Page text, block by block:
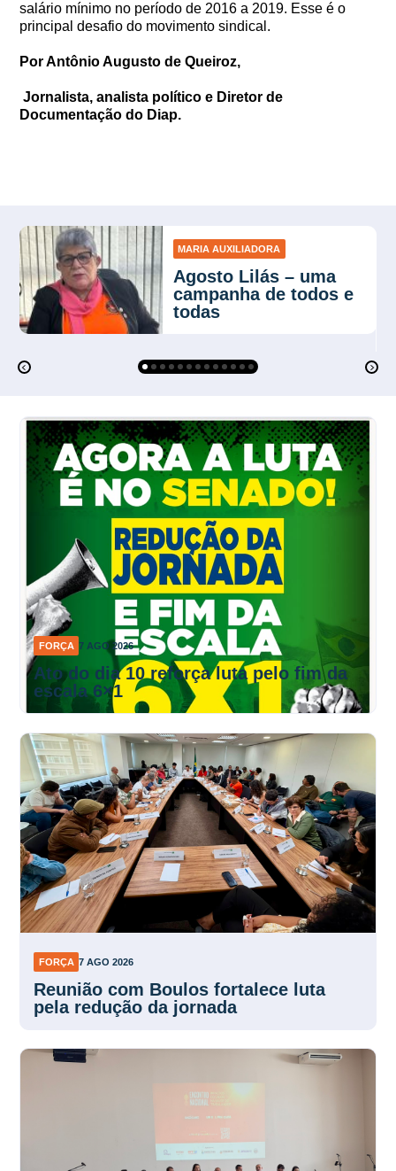
salário mínimo no período de 2016 a 2019. Esse é o
principal desafio do movimento sindical.
Por Antônio Augusto de Queiroz,
Jornalista, analista político e Diretor de
Documentação do Diap.
MARIA AUXILIADORA
Agosto Lilás – uma
campanha de todos e
todas
FORÇA 7 AGO 2026
Ato do dia 10 reforça luta pelo fim da
escala 6×1
FORÇA 7 AGO 2026
Reunião com Boulos fortalece luta
pela redução da jornada